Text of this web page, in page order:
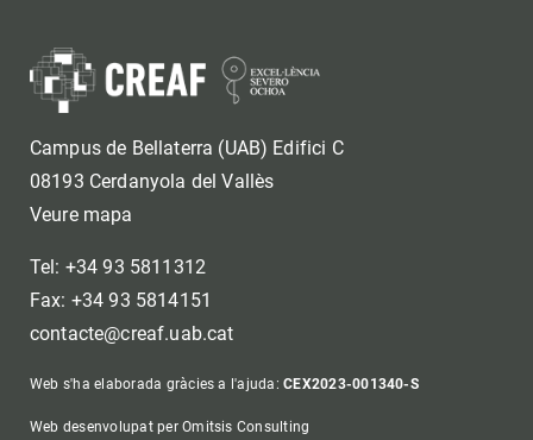
Campus de Bellaterra (UAB) Edifici C
08193 Cerdanyola del Vallès
Veure mapa
Tel: +34 93 5811312
Fax: +34 93 5814151
contacte@creaf.uab.cat
Web s'ha elaborada gràcies a l'ajuda:CEX2023-001340-S
Web desenvolupat per Omitsis Consulting